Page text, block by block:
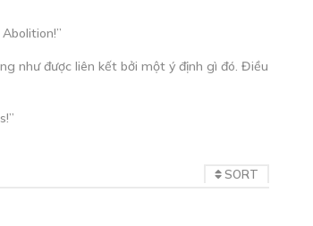
như được liên kết bởi một ý định gì đó. Điều
SORT